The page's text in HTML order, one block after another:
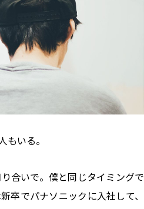
もいる。
合いで。僕と同じタイミングで
卒でパナソニックに入社して、